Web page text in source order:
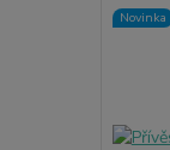
Novinka